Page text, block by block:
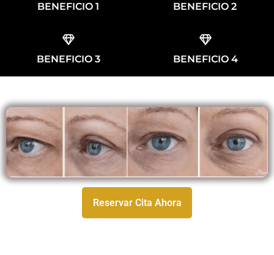
BENEFICIO 1 BENEFICIO 2
BENEFICIO 3 BENEFICIO 4
Reservar Cita Ahora
Reservar Cita Ahora